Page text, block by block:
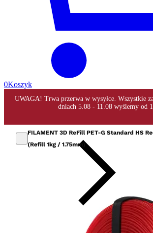
0Koszyk
FILAMENT 3D ReFill PET-G Standard HS
(Refill 1kg / 1.75mm)